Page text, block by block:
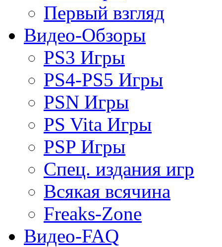
Первый взгляд
Видео-Обзоры
PS3 Игры
PS4-PS5 Игры
PSN Игры
PS Vita Игры
PSP Игры
Спец. издания игр
Всякая всячина
Freaks-Zone
Видео-FAQ